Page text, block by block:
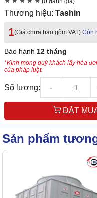
Thương hiệu: Tashin
1(Giá chưa bao gồm VAT) Còn
Bảo hành 12 tháng
*Kính mong quý khách lấy hóa
của pháp luật.
Số lượng: -
ĐẶT
Sản phẩm